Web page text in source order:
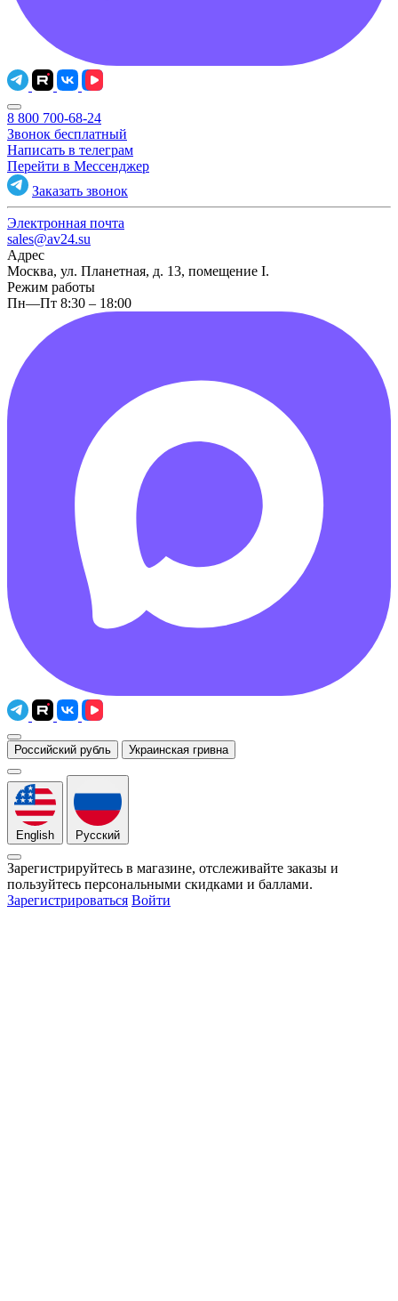
8 800 700-68-24
Звонок бесплатный
Написать в телеграм
Перейти в Мессенджер
Заказать звонок
Электронная почта
sales@av24.su
Адрес
Москва, ул. Планетная, д. 13, помещение I.
Режим работы
Пн—Пт 8:30 – 18:00
Российский рубль Украинская гривна
English Русский
Зарегистрируйтесь в магазине, отслеживайте заказы и
пользуйтесь персональными скидками и баллами.
Зарегистрироваться Войти